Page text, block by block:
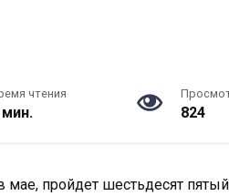
чтения
мин. 824
мае, пройдет шестьдесят